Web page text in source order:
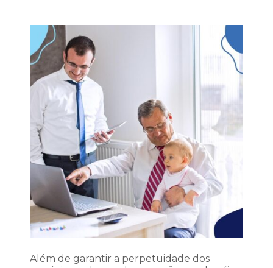
Além de garantir a perpetuidade dos